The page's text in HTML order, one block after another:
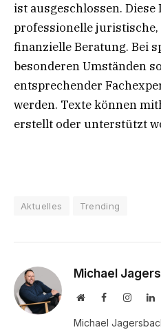
ist ausgeschlossen.
professionelle
finanzielle Beratung. Bei
besonderen Umständen
entsprechender
werden. Texte können
erstellt oder unterstützt
Aktuelles Trending
Michael
WebsiteFacebook
Michael